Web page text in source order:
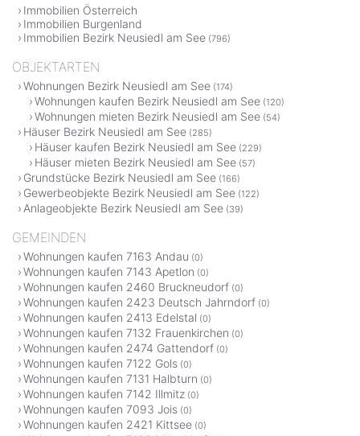
Immobilien Österreich
Immobilien Burgenland
Immobilien Bezirk Neusiedl am See (796)
OBJEKTARTEN
Wohnungen Bezirk Neusiedl am See (174)
Wohnungen kaufen Bezirk Neusiedl am See (120)
Wohnungen mieten Bezirk Neusiedl am See (54)
Häuser Bezirk Neusiedl am See (285)
Häuser kaufen Bezirk Neusiedl am See (229)
Häuser mieten Bezirk Neusiedl am See (57)
Grundstücke Bezirk Neusiedl am See (166)
Gewerbeobjekte Bezirk Neusiedl am See (122)
Anlageobjekte Bezirk Neusiedl am See (39)
GEMEINDEN
Wohnungen kaufen 7163 Andau (0)
Wohnungen kaufen 7143 Apetlon (0)
Wohnungen kaufen 2460 Bruckneudorf (0)
Wohnungen kaufen 2423 Deutsch Jahrndorf (0)
Wohnungen kaufen 2413 Edelstal (0)
Wohnungen kaufen 7132 Frauenkirchen (0)
Wohnungen kaufen 2474 Gattendorf (0)
Wohnungen kaufen 7122 Gols (0)
Wohnungen kaufen 7131 Halbturn (0)
Wohnungen kaufen 7142 Illmitz (0)
Wohnungen kaufen 7093 Jois (0)
Wohnungen kaufen 2421 Kittsee (0)